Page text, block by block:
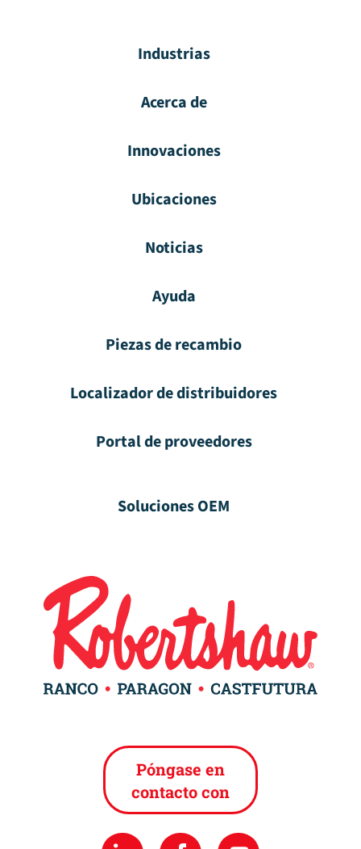
Industrias
Acerca de
Innovaciones
Ubicaciones
Noticias
Ayuda
Piezas de recambio
Localizador de distribuidores
Portal de proveedores
Soluciones OEM
Póngase en
contacto con